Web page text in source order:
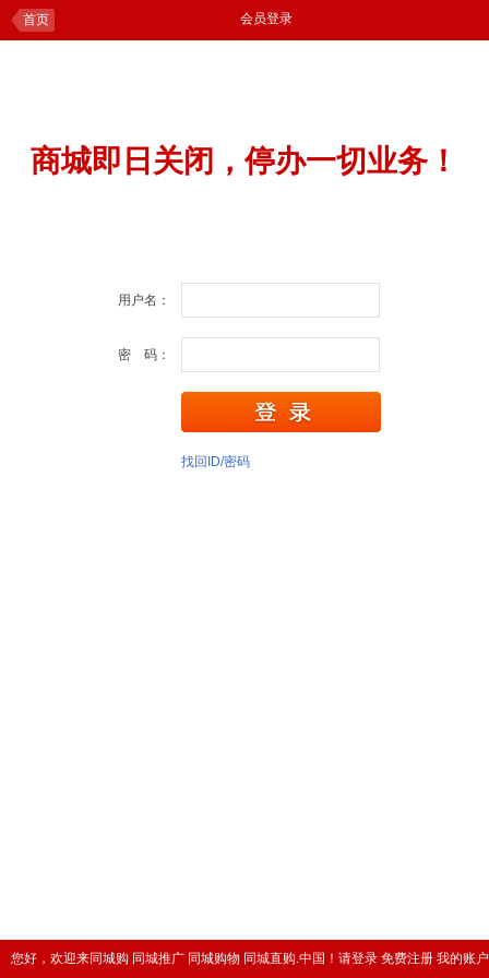
您好，欢迎来同城购 同城推广 同城购物 同城直购.中国！ 请登录 免费注册 我的账户
首页 会员登录
商城即日关闭，停办一切业务！
用户名：
密 码：
找回ID/密码